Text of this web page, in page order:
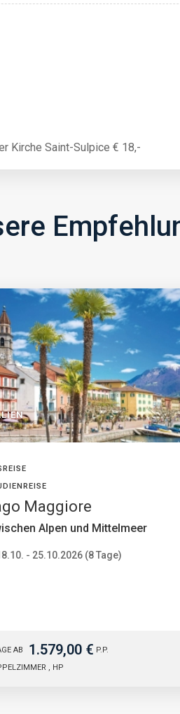
Kirche Saint-Sulpice € 18,-
Maggiore
Alpen und Mittelmeer
- 25.10.2026 (8 Tage)
AB 1.579,00 € P.P.
, HP